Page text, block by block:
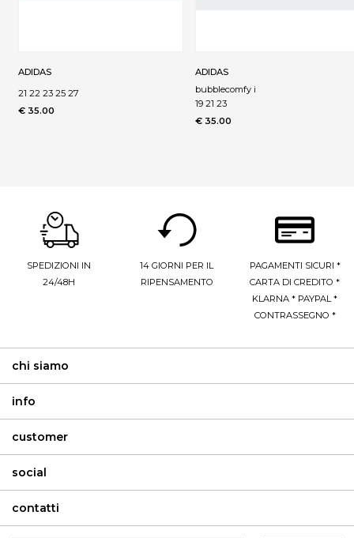
ADIDAS
21 22 23 25 27
€ 35.00
ADIDAS
bubblecomfy i
19 21 23
€ 35.00
SPEDIZIONI IN
24/48H
14 GIORNI PER IL
RIPENSAMENTO
PAGAMENTI SICURI *
CARTA DI CREDITO *
KLARNA * PAYPAL *
CONTRASSEGNO *
chi siamo
info
customer
social
contatti